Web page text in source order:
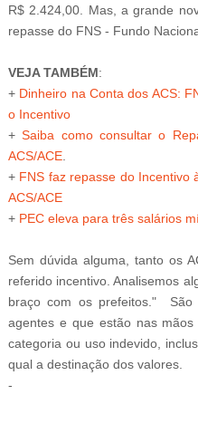
R$ 2.424,00. Mas, a grande
repasse do FNS - Fundo
VEJA TAMBÉM:
+ Dinheiro na Conta dos ACS:
o Incentivo
+Saiba como consultar o
ACS/ACE.
+ FNS faz repasse do Incentivo
ACS/ACE
+ PEC eleva para três salários
Sem dúvida alguma, tanto os
referido incentivo. Analisemos
braço com os prefeitos." São
agentes e que estão nas
categoria ou uso indevido,
qual a destinação dos valores.
-